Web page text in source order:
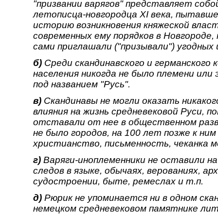
"призвании варягов" представляет
летописца-новгородца XI века,
историю возникновения княжеской
современных ему порядков в Новгороде,
сами приглашали ("призывали") угодных
б) Среди скандинавского и германского
населения никогда не было племени или
под названием "Русь".
в) Скандинавы не могли оказать
влияния на жизнь средневековой Руси,
отставали от нее в общественном
не было городов, на 100 лет позже к
христианство, письменность, чеканка
г) Варяги-иноплеменники не оставили
следов в языке, обычаях, верованиях,
судостроении, быте, ремеслах и т.п.
д) Рюрик не упоминается ни в одном
немецком средневековом памятнике